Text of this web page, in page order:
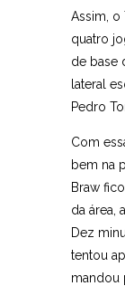
Assim,
quatro
de base
lateral
Pedro
Com
bem na
Braw
da área,
Dez
tentou
mandou